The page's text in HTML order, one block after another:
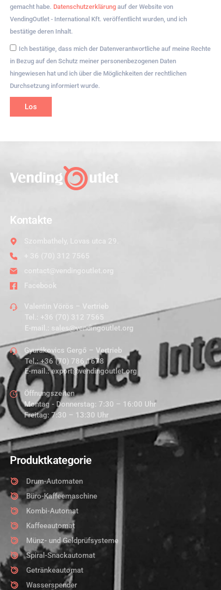
gemacht habe. Datenschutzerklärung auf der Website von
VendingOutlet - International Kft. veröffentlicht wurden, und ich
bestätige deren Inhalt.
Ich bestätige, dass mich der Datenverantwortliche auf meine Rechte
in Bezug auf den Schutz meiner personenbezogenen Daten
hingewiesen hat und ich über die Möglichkeiten der rechtlichen
Durchsetzung informiert wurde.
Los
Kontakte
Szombathely, Lovas utca 29.
+ 36 (70) 312 7565
contact@vendingoutlet.org
Facebook
Valentin Vörös – Vertrieb
Tel.: +36 (70) 312 7565
E-mail.: sales@vendingoutlet.org
Gyurákovics Gergő – Vertrieb
Tel.:+36 (70) 786 1678
E-mail.:export@vendingoutlet.org
Öffnungszeiten
Montag - Donnerstag: 7:30 – 16:00 Uhr
Freitag: 7:30 – 13:30 Uhr
Produktkategorie
Drum-Automaten
Büro-Kaffeemaschine
Kombi-Automat
Kaffeeautomat
Münz- und Geldprüfsysteme
Spiral-Snackautomat
Getränkeautomat
Wasserspender